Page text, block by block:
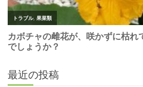
最近の投稿